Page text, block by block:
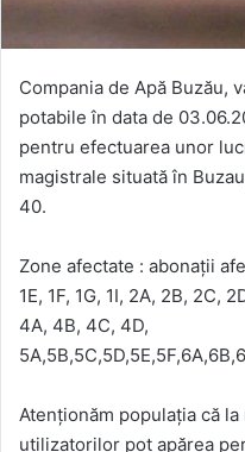
Compania de Apă Buzău,
potabile în data de
pentru efectuarea unor
magistrale situată în
40.
Zone afectate : abonații
1E, 1F, 1G, 1I, 2A, 2B, 2C,
4A, 4B, 4C, 4D,
Atenționăm populația că
utilizatorilor pot apărea